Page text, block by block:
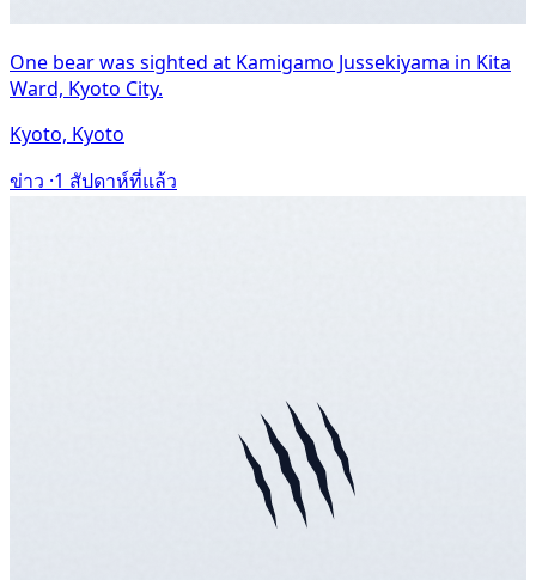
One bear was sighted at Kamigamo Jussekiyama in Kita
Ward, Kyoto City.
Kyoto, Kyoto
ข่าว ·1 สัปดาห์ที่แล้ว